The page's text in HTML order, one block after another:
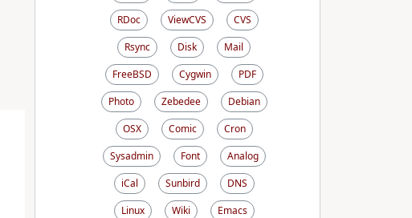
RDoc
ViewCVS
CVS
Rsync
Disk
Mail
FreeBSD
Cygwin
PDF
Photo
Zebedee
Debian
OSX
Comic
Cron
Sysadmin
Font
Analog
iCal
Sunbird
DNS
Linux
Wiki
Emacs